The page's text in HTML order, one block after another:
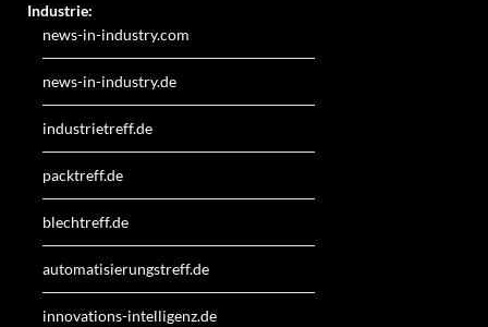
Industrie:
news-in-industry.com
news-in-industry.de
industrietreff.de
packtreff.de
blechtreff.de
automatisierungstreff.de
innovations-intelligenz.de